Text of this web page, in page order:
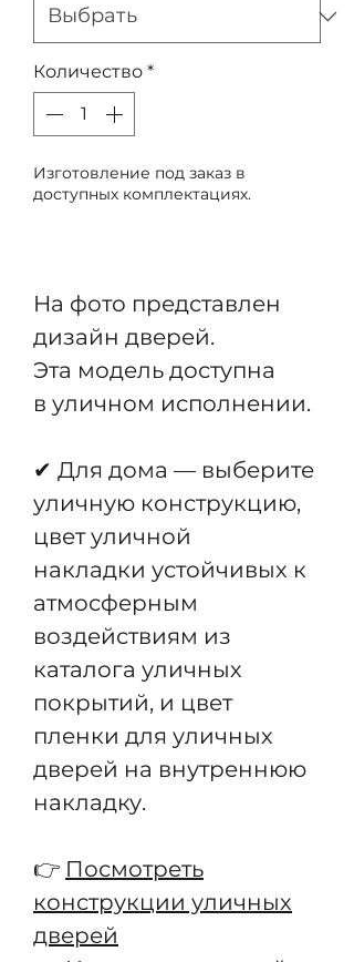
Количество *
Изготовление под заказ в
доступных комплектациях.
На фото представлен
дизайн дверей.
Эта модель доступна
в уличном исполнении.
✔ Для дома — выберите
уличную конструкцию,
цвет уличной
накладки устойчивых к
атмосферным
воздействиям из
каталога уличных
покрытий, и цвет
пленки для уличных
дверей на внутреннюю
накладку.
👉 Посмотреть
конструкции уличных
дверей